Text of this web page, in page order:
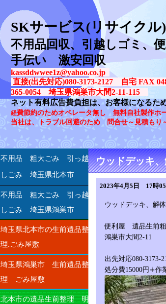
SKサービス(リサイクル
不用品回収、引越しゴミ、
手伝い 激安回収
kassddwwee1z@yahoo.co.jp
直接(出先対応)080-3173-2127 自宅 FAX
365-0054 埼玉県鴻巣市大間2-11-115
ネット有料広告費負担は、お客様になる
経費節約のためオペレータ無し 無料自社製作ホ
当社は、トラブル回避のため 問合せ～見積もり
ウッドデッキ
2023年4月5日 17時05
ウッドデッキ、
便利屋 遺品生前
鴻巣市大間2-11
出先対応080-3173-
処分費15000円∔作
不用品 粗大ごみ 引っ越
しごみ 埼玉県北本市
不用品 粗大ごみ 引っ越
しごみ 埼玉県鴻巣市
埼玉県北本市の生前遺品整
理.ごみ屋敷
埼玉県鴻巣市 生前遺品整
理 ごみ屋敷
北本市の遺品生前整理 明